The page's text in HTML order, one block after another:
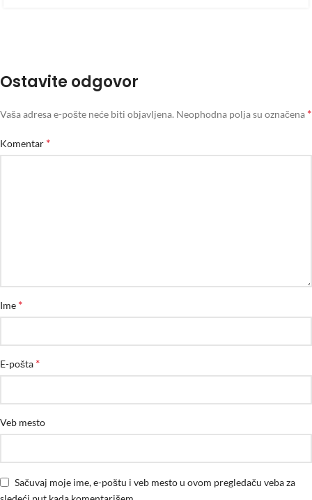
Ostavite odgovor
Vaša adresa e-pošte neće biti objavljena. Neophodna polja su označena *
Komentar *
Ime *
E-pošta *
Veb mesto
Sačuvaj moje ime, e-poštu i veb mesto u ovom pregledaču veba za